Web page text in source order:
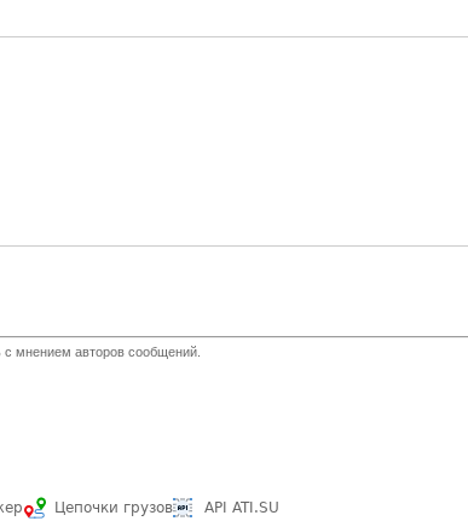
мнением авторов сообщений.
Цепочки грузов API ATI.SU